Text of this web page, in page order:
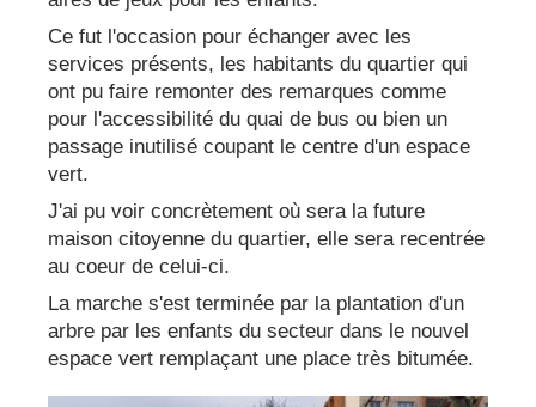
Ce fut l'occasion pour échanger avec les
services présents, les habitants du quartier qui
ont pu faire remonter des remarques comme
pour l'accessibilité du quai de bus ou bien un
passage inutilisé coupant le centre d'un espace
vert.
J'ai pu voir concrètement où sera la future
maison citoyenne du quartier, elle sera recentrée
au coeur de celui-ci.
La marche s'est terminée par la plantation d'un
arbre par les enfants du secteur dans le nouvel
espace vert remplaçant une place très bitumée.